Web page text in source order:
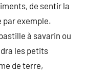
de sentir la
par exemple.
à savarin ou
les petits
de terre,